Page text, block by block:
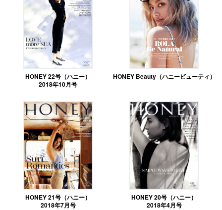
HONEY 22号（ハニー）
2018年10月号
HONEY Beauty（ハニービューティ）
HONEY 21号（ハニー）
2018年7月号
HONEY 20号（ハニー）
2018年4月号